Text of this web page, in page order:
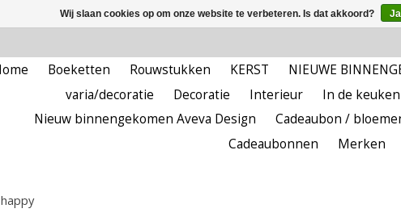
Boeketten Rouwstukken KERST NIEUWE
varia/decoratie
Decoratie Interieur In de keuken
Nieuw binnengekomen Aveva Design
Cadeaubon /
Cadeaubonnen
Merken
Wij slaan cookies op om onze website te verbeteren. Is dat akkoord? Ja